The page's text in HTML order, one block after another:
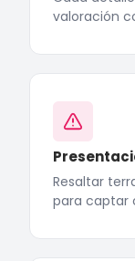
valoración
Resaltar
para captar